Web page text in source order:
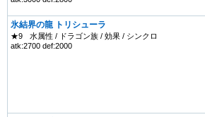
氷結界の龍 トリシューラ
★9
水属性 / ドラゴン族 / 効果 / シンクロ
atk:2700 def:2000